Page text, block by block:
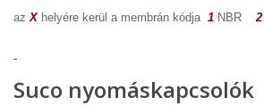
az X helyére kerül a membrán kódja 1 NBR 2
Suco nyomáskapcsolók